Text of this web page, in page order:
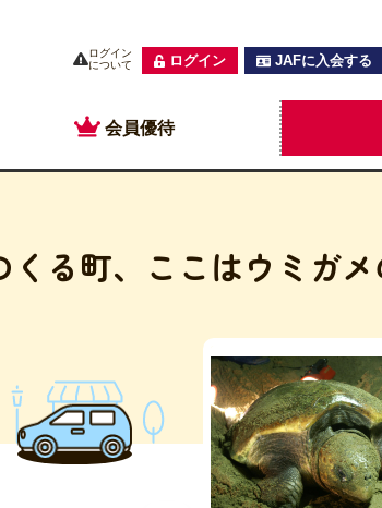
ログイン
について
ログイン JAFに入会する
会員優待
くる町、ここはウミガ